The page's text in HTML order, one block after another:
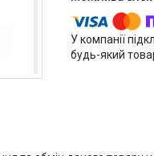
У компанії
будь-який